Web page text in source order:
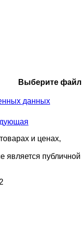
Выберите файл
данных
и ценах,
является публичной